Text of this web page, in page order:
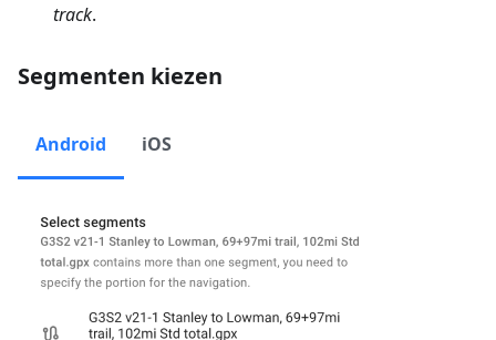
track.
Segmenten kiezen
Android iOS